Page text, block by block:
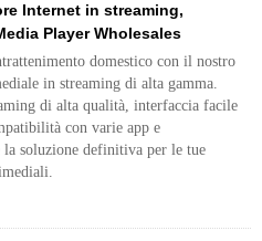
Internet in streaming,
Player Wholesales
domestico con il nostro
in streaming di alta gamma.
di alta qualità, interfaccia facile
con varie app e
la soluzione definitiva per le tue